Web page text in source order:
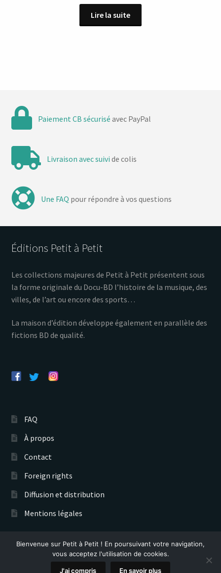
Lire la suite
Paiement CB sécurisé avec PayPal
Livraison avec suivi de colis
Une FAQ pour répondre à vos questions
Éditions Petit à Petit
Les collections majeures de Petit à Petit présentent sous
la forme originale du Docu-BD l’histoire de la musique, des
villes, de l’art ou encore des sports…
La maison d’édition développe également en parallèle des
fictions BD de qualité.
FAQ
À propos
Contact
Foreign rights
Diffusion et distribution
Mentions légales
Éditions Petit à Petit © 2026
Bienvenue sur Petit à Petit ! En poursuivant votre navigation,
vous acceptez l'utilisation de cookies.
J'ai compris En savoir plus